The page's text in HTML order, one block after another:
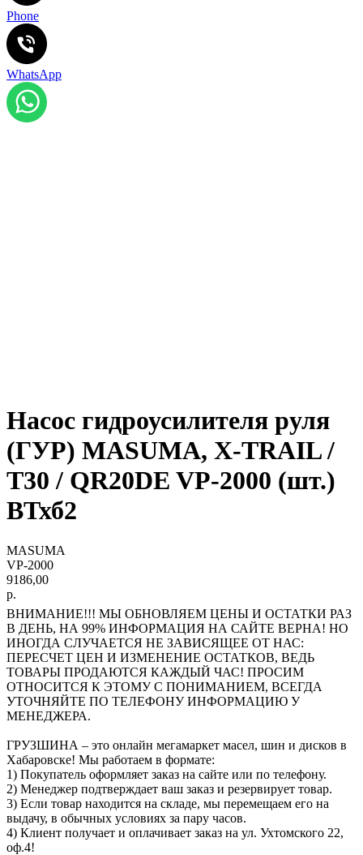
Phone
WhatsApp
Насос гидроусилителя руля
(ГУР) MASUMA, X-TRAIL /
T30 / QR20DE VP-2000 (шт.)
ВТхб2
MASUMA
VP-2000
9186,00
р.
ВНИМАНИЕ!!! МЫ ОБНОВЛЯЕМ ЦЕНЫ И ОСТАТКИ РАЗ
В ДЕНЬ, НА 99% ИНФОРМАЦИЯ НА САЙТЕ ВЕРНА! НО
ИНОГДА СЛУЧАЕТСЯ НЕ ЗАВИСЯЩЕЕ ОТ НАС:
ПЕРЕСЧЕТ ЦЕН И ИЗМЕНЕНИЕ ОСТАТКОВ, ВЕДЬ
ТОВАРЫ ПРОДАЮТСЯ КАЖДЫЙ ЧАС! ПРОСИМ
ОТНОСИТСЯ К ЭТОМУ С ПОНИМАНИЕМ, ВСЕГДА
УТОЧНЯЙТЕ ПО ТЕЛЕФОНУ ИНФОРМАЦИЮ У
МЕНЕДЖЕРА.
ГРУЗШИНА – это онлайн мегамаркет масел, шин и дисков в
Хабаровске! Мы работаем в формате:
1) Покупатель оформляет заказ на сайте или по телефону.
2) Менеджер подтверждает ваш заказ и резервирует товар.
3) Если товар находится на складе, мы перемещаем его на
выдачу, в обычных условиях за пару часов.
4) Клиент получает и оплачивает заказ на ул. Ухтомского 22,
оф.4!